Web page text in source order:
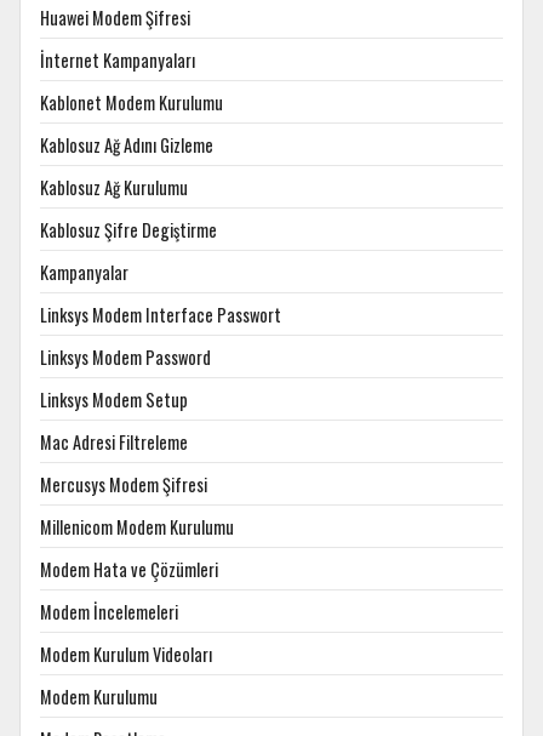
Huawei Modem Şifresi
İnternet Kampanyaları
Kablonet Modem Kurulumu
Kablosuz Ağ Adını Gizleme
Kablosuz Ağ Kurulumu
Kablosuz Şifre Degiştirme
Kampanyalar
Linksys Modem Interface Passwort
Linksys Modem Password
Linksys Modem Setup
Mac Adresi Filtreleme
Mercusys Modem Şifresi
Millenicom Modem Kurulumu
Modem Hata ve Çözümleri
Modem İncelemeleri
Modem Kurulum Videoları
Modem Kurulumu